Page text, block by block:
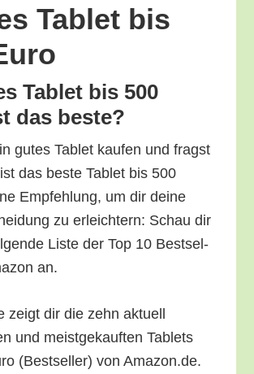
Tablet bis
Tablet bis 500
das beste?
gutes Tablet kau­fen und fragst
das bes­te Tablet bis 500
Emp­feh­lung, um dir dei­ne
zu erleich­tern: Schau dir
Lis­te der Top 10 Best­sel­
an.
zeigt dir die zehn aktu­ell
und meist­ge­kauf­ten Tablets
(Best­sel­ler) von Amazon.de.